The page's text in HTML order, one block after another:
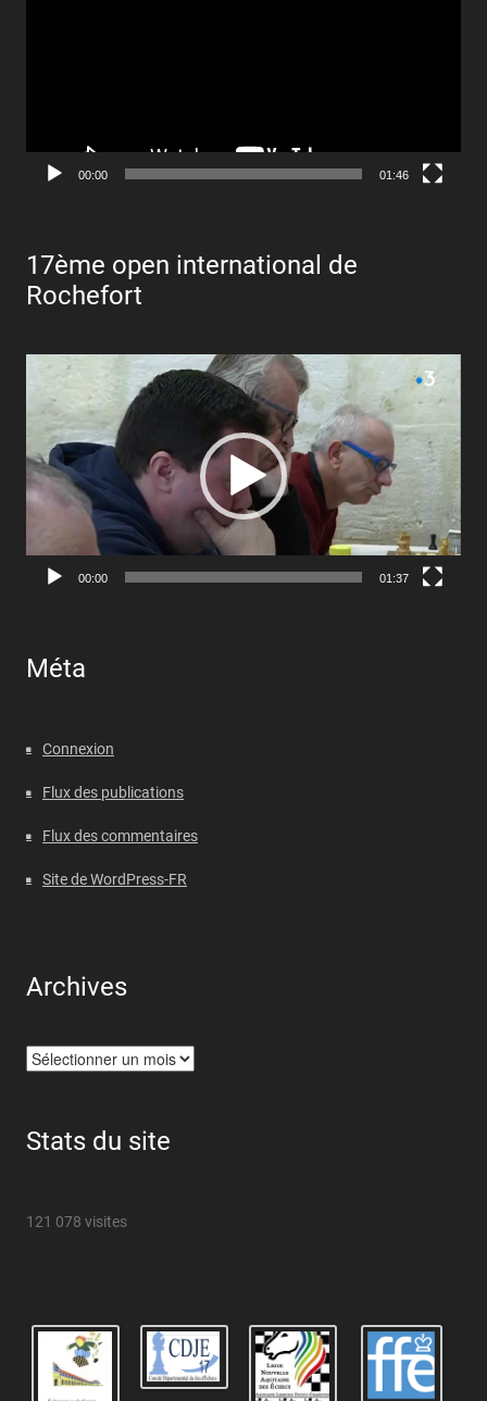
00:00 01:46
17ème open international de
Rochefort
Lecteur
vidéo
00:00 01:37
Méta
Connexion
Flux des publications
Flux des commentaires
Site de WordPress-FR
Archives
Archives
Stats du site
121 078 visites